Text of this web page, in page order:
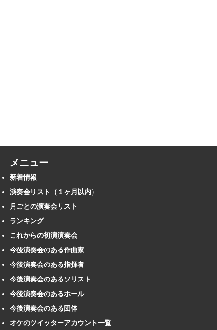
メニュー
新着情報
演奏会リスト（１ヶ月以内）
月ごとの演奏会リスト
ランキング
これからの初演演奏会
今後演奏会のある作曲家
今後演奏会のある指揮者
今後演奏会のあるソリスト
今後演奏会のあるホール
今後演奏会のある団体
オケのツイッターアカウント一覧